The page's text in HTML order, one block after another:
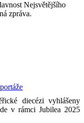
Nejsvětějšího
zpráva.
diecézi vyhlášeny
v rámci Jubilea 2025